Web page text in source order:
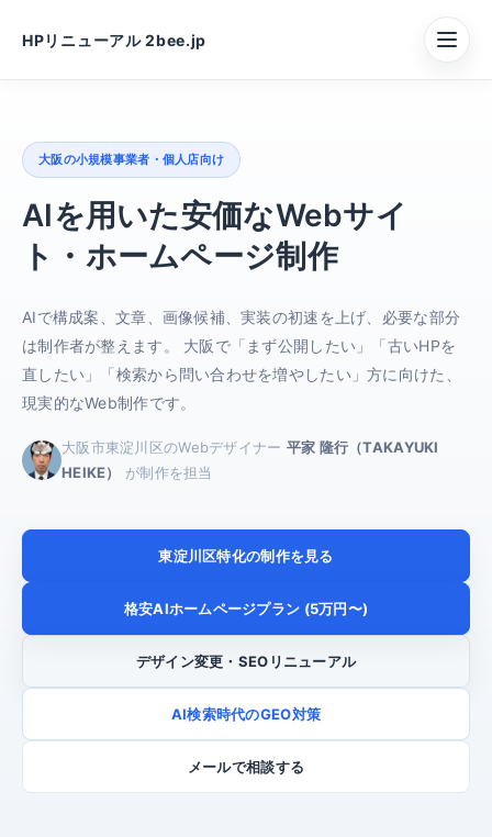
HPリニューアル 2bee.jp
大阪の小規模事業者・個人店向け
AIを用いた安価なWebサイ
ト・ホームページ制作
AIで構成案、文章、画像候補、実装の初速を上げ、必要な部分
は制作者が整えます。 大阪で「まず公開したい」「古いHPを
直したい」「検索から問い合わせを増やしたい」方に向けた、
現実的なWeb制作です。
大阪市東淀川区のWebデザイナー 平家 隆行（TAKAYUKI
HEIKE）
が制作を担当
東淀川区特化の制作を見る
格安AIホームページプラン (5万円〜)
デザイン変更・SEOリニューアル
AI検索時代のGEO対策
メールで相談する